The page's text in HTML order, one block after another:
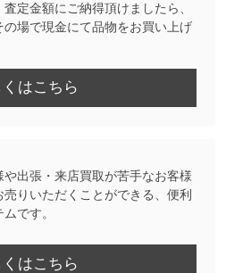
定金額にご納得頂けましたら、
の場で現金にて品物をお買い上げ
はこちら
や出張・来店買取が苦手なお客様
売りいただくことができる、便利
です。
はこちら